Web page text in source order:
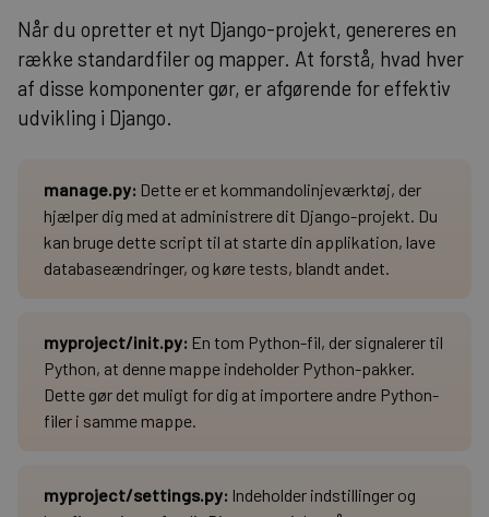
Når du opretter et nyt Django-projekt, genereres en
række standardfiler og mapper. At forstå, hvad hver
af disse komponenter gør, er afgørende for effektiv
udvikling i Django.
manage.py: Dette er et kommandolinjeværktøj, der
hjælper dig med at administrere dit Django-projekt. Du
kan bruge dette script til at starte din applikation, lave
databaseændringer, og køre tests, blandt andet.
myproject/init.py: En tom Python-fil, der signalerer til
Python, at denne mappe indeholder Python-pakker.
Dette gør det muligt for dig at importere andre Python-
filer i samme mappe.
myproject/settings.py: Indeholder indstillinger og